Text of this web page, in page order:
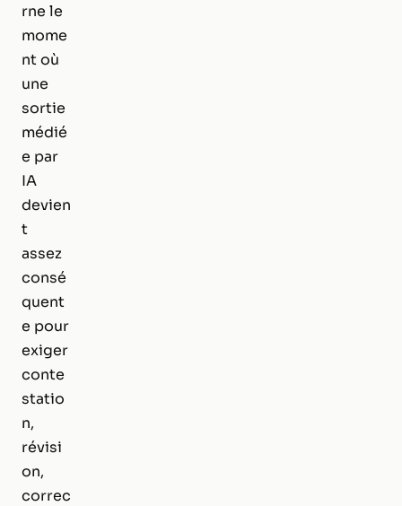
rne le
mome
nt où
une
sortie
médié
e par
IA
devien
t
assez
consé
quent
e pour
exiger
conte
statio
n,
révisi
on,
correc